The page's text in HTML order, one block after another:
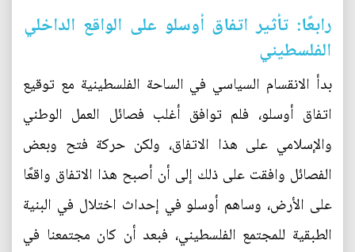
رابعًا: تأثير اتفاق أوسلو على الواقع الداخلي
الفلسطيني
بدأ الانقسام السياسي في الساحة الفلسطينية مع توقيع
اتفاق أوسلو، فلم توافق أغلب فصائل العمل الوطني
والإسلامي على هذا الاتفاق، ولكن حركة فتح وبعض
الفصائل وافقت على ذلك إلى أن أصبح هذا الاتفاق واقعًا
على الأرض، وساهم أوسلو في إحداث اختلال في البنية
الطبقية للمجتمع الفلسطيني، فبعد أن كان مجتمعنا في